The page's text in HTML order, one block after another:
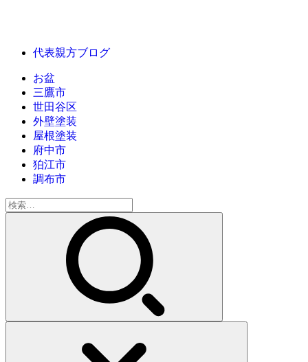
代表親方ブログ
お盆
三鷹市
世田谷区
外壁塗装
屋根塗装
府中市
狛江市
調布市
検
索: